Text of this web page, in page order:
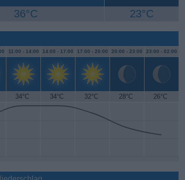
36°C 23°C
11:00 - 14:00 14:00 - 17:00 17:00 - 20:00 20:00 - 23:00 23:00 - 02:00
34°C 34°C 32°C 28°C 26°C